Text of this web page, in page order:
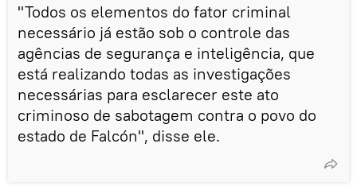
"Todos os elementos do fator criminal
necessário já estão sob o controle das
agências de segurança e inteligência, que
está realizando todas as investigações
necessárias para esclarecer este ato
criminoso de sabotagem contra o povo do
estado de Falcón", disse ele.